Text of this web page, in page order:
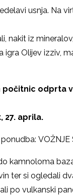
usnja. Na
nakit iz
Olijev izziv,
počitnic odprta
aprila.
VOŽNJE
kamnoloma
ter si ogledali
po vulkanski